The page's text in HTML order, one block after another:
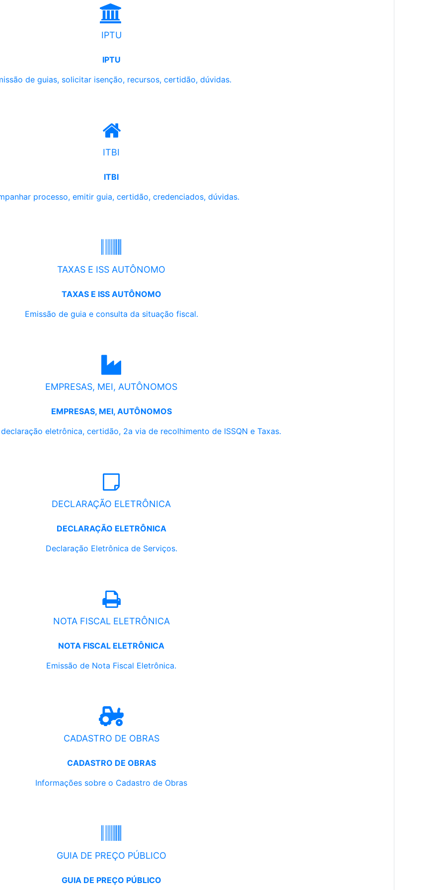
IPTU
IPTU
de guias, solicitar isenção, recursos, certidão, dúvidas.
ITBI
ITBI
processo, emitir guia, certidão, credenciados, dúvidas.
TAXAS E ISS AUTÔNOMO
TAXAS E ISS AUTÔNOMO
Emissão de guia e consulta da situação fiscal.
EMPRESAS, MEI, AUTÔNOMOS
EMPRESAS, MEI, AUTÔNOMOS
eletrônica, certidão, 2a via de recolhimento de ISSQN e Taxas.
DECLARAÇÃO ELETRÔNICA
DECLARAÇÃO ELETRÔNICA
Declaração Eletrônica de Serviços.
NOTA FISCAL ELETRÔNICA
NOTA FISCAL ELETRÔNICA
Emissão de Nota Fiscal Eletrônica.
CADASTRO DE OBRAS
CADASTRO DE OBRAS
Informações sobre o Cadastro de Obras
GUIA DE PREÇO PÚBLICO
GUIA DE PREÇO PÚBLICO